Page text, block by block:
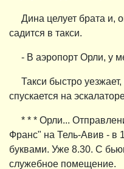
Дина целует брата и,
садится в такси.
- В аэропорт Орли, у
Такси быстро
спускается на
* * * Орли...
Франс" на Тель-Авив - в
буквами. Уже 8.30. С
служебное помещение.